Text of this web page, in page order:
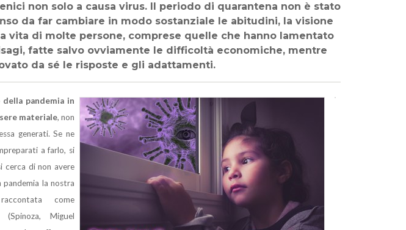
non solo a causa virus. Il periodo di quarantena non è stato
da far cambiare in modo sostanziale le abitudini, la visione
vita di molte persone, comprese quelle che hanno lamentato
fatte salvo ovviamente le difficoltà economiche, mentre
da sé le risposte e gli adattamenti.
pandemia in
materiale, non
generati. Se ne
a farlo, si
cerca di non avere
la nostra
come
(Spinoza, Miguel